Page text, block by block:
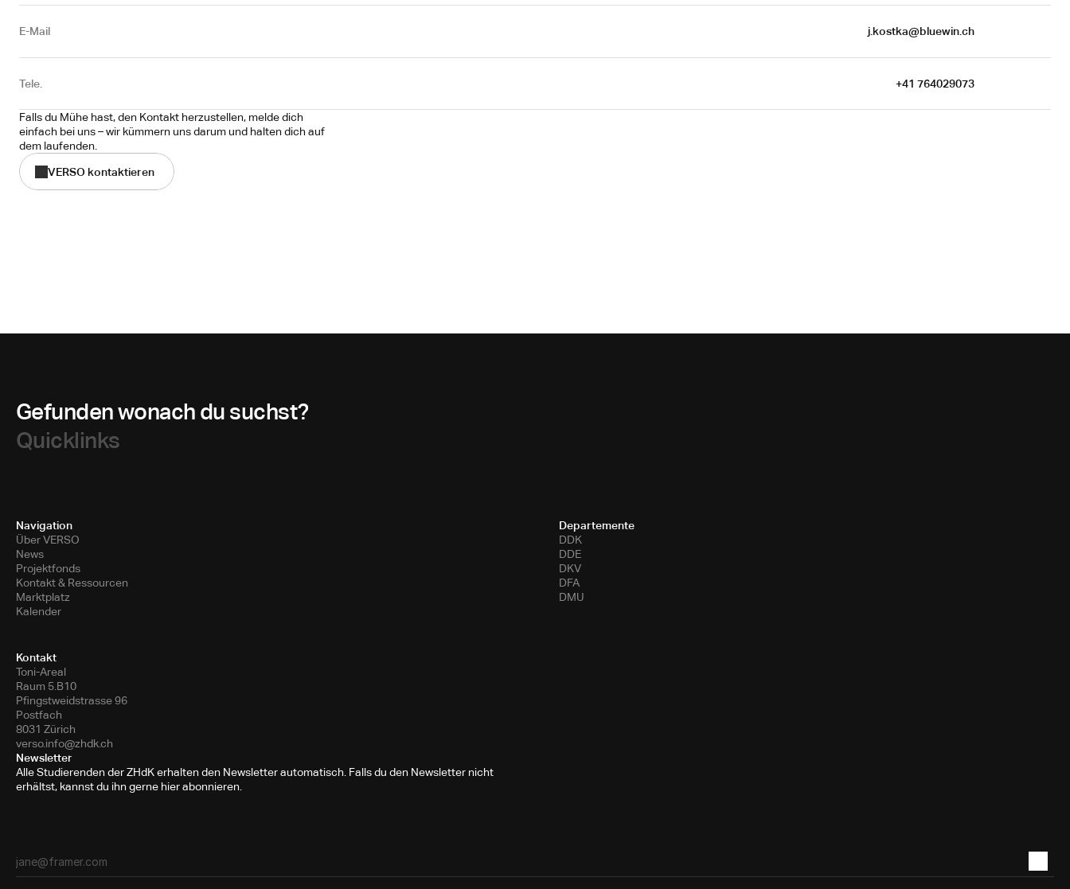
E-Mail j.kostka@bluewin.ch
Tele. +41 764029073
Falls du Mühe hast, den Kontakt herzustellen, melde dich
einfach bei uns – wir kümmern uns darum und halten dich auf
dem laufenden.
VERSO kontaktieren
Gefunden wonach du suchst?
Quicklinks
Navigation
Über VERSO
News
Projektfonds
Kontakt & Ressourcen
Marktplatz
Kalender
Departemente
DDK
DDE
DKV
DFA
DMU
Kontakt
Toni-Areal
Raum 5.B10
Pfingstweidstrasse 96
Postfach
8031 Zürich
verso.info@zhdk.ch
Newsletter
Alle Studierenden der ZHdK erhalten den Newsletter automatisch. Falls du den Newsletter nicht
erhältst, kannst du ihn gerne hier abonnieren.